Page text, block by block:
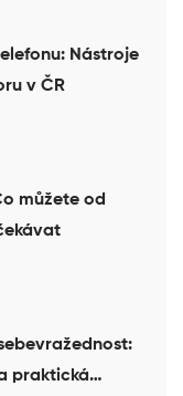
Nástroje
v ČR
můžete od
praktická